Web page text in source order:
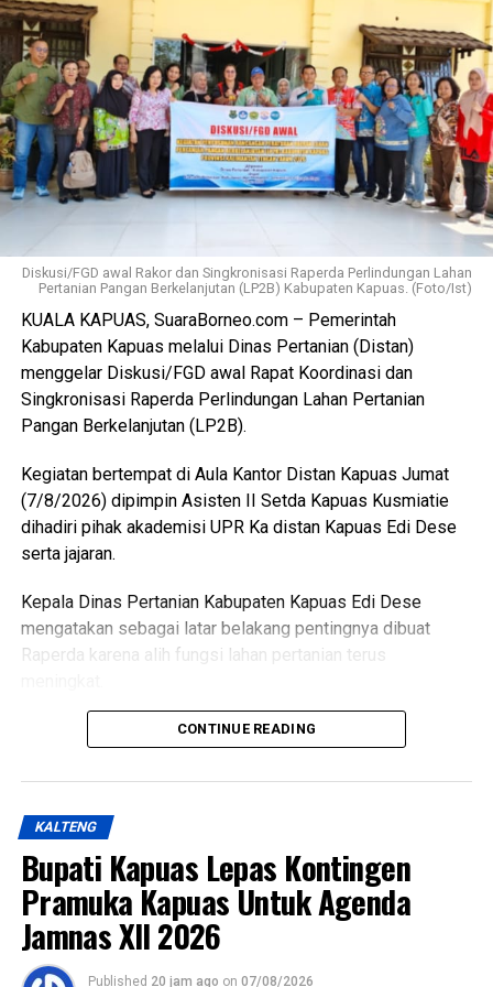
Ia juga mengapresiasi dukungan seluruh pelaku usaha yang
bersedia direlokasi tanpa adanya penolakan. Seluruh 16
pemotong unggas telah memenuhi kewajiban membayar
retribusi.
Ia menambahkan sesuai Perda yang berlaku yakni sebesar
Rp300 per ekor meningkat dari tarif sebelumnya Rp100
per ekor. Dana ini masuk pendapatan daerah kemudian
kembali kepada peningkatan fasilitas RPU itu sendiri.
“Pemerintah Kabupaten Kapuas berharap proses
pemotongan unggas dapat berlangsung lebih tertata
memenuhi standar kesehatan masyarakat serta
menghasilkan produk unggas yang lebih bersih serta aman
dikonsumsi,” ujarnya. (Ujg/SB)
Bagikan ke
WhatsApp
Messenger 0 Twitter/X 0
Diskusi/FGD awal Rakor dan Singkronisasi Raperda Perlindungan Lahan
Pertanian Pangan Berkelanjutan (LP2B) Kabupaten Kapuas. (Foto/Ist)
KUALA KAPUAS, SuaraBorneo.com – Pemerintah
Kabupaten Kapuas melalui Dinas Pertanian (Distan)
menggelar Diskusi/FGD awal Rapat Koordinasi dan
Singkronisasi Raperda Perlindungan Lahan Pertanian
Pangan Berkelanjutan (LP2B).
Kegiatan bertempat di Aula Kantor Distan Kapuas Jumat
(7/8/2026) dipimpin Asisten II Setda Kapuas Kusmiatie
dihadiri pihak akademisi UPR Ka distan Kapuas Edi Dese
serta jajaran.
Kepala Dinas Pertanian Kabupaten Kapuas Edi Dese
mengatakan sebagai latar belakang pentingnya dibuat
Raperda karena alih fungsi lahan pertanian terus
“Penyusunan Raperda sebagai dasar perlindungan lahan
hukum UU Nomor 41 Tahun 2009 tentang Perlindungan
LP2B PP Nomor 1 Tahun 2011 kemudian Peraturan
pelaksana lainnya yakni Keputusan Bupati Kapuas Nomor
537/DISTAN Tahun 2022 tentang Penetapan KP2B LP2B
dan LCP2B.
CONTINUE READING
KALTENG
Bupati Kapuas Lepas Kontingen
Pramuka Kapuas Untuk Agenda
Jamnas XII 2026
Published 20 jam ago on 07/08/2026